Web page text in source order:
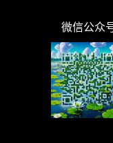
微信公众